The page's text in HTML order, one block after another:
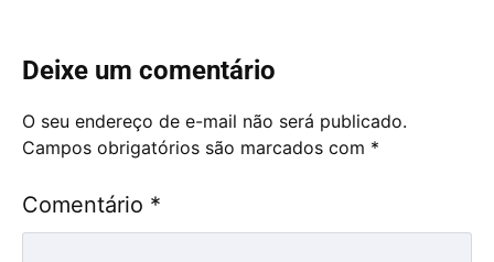
Deixe um comentário
O seu endereço de e-mail não será publicado.
Campos obrigatórios são marcados com *
Comentário *